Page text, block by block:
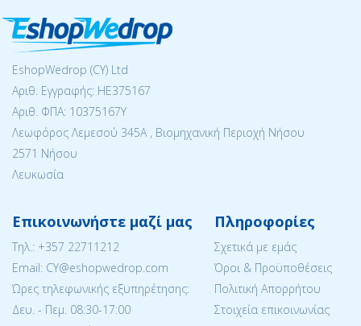
EshopWedrop (CY) Ltd
Αριθ. Εγγραφής: ΗΕ375167
Αριθ. ΦΠΑ: 10375167Y
Λεωφόρος Λεμεσού 345Α , Βιομηχανική Περιοχή Νήσου
2571 Νήσου
Λευκωσία
Επικοινωνήστε μαζί μας
Tηλ.: +357 22711212
Email: CY@eshopwedrop.com
Ώρες τηλεφωνικής εξυπηρέτησης:
Δευ. - Πεμ. 08:30-17:00
Πληροφορίες
Σχετικά με εμάς
Όροι & Προϋποθέσεις
Πολιτική Απορρήτου
Στοιχεία επικοινωνίας